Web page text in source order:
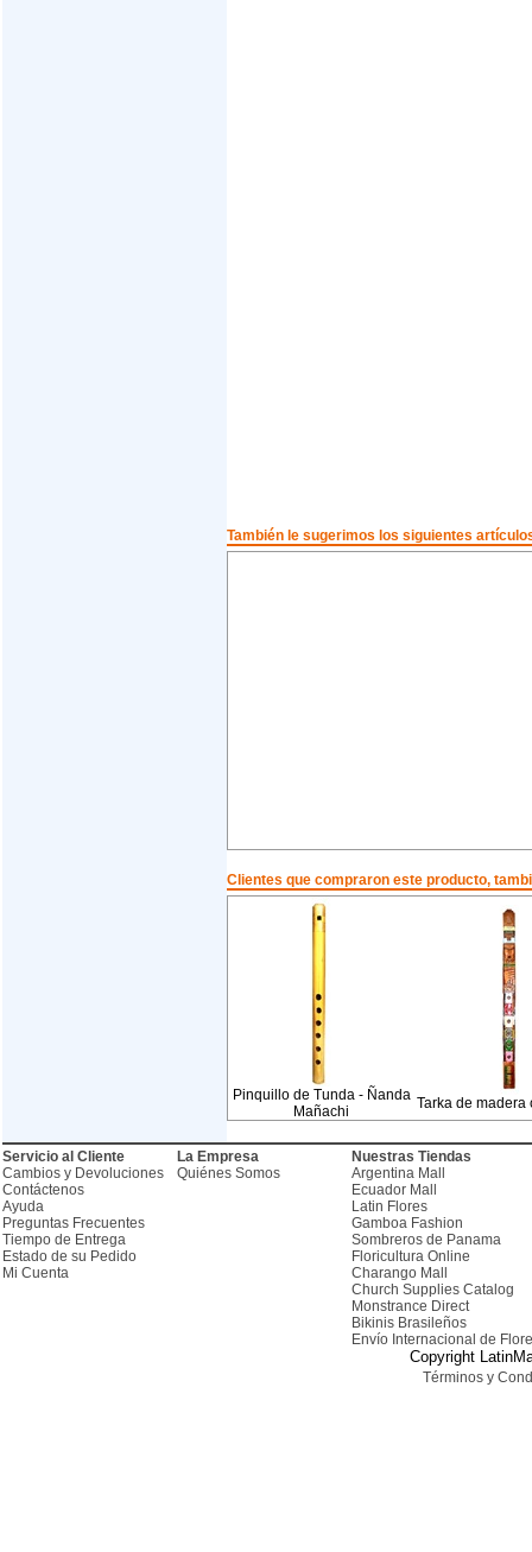
También le sugerimos los siguientes
Clientes que compraron este producto,
Pinquillo de Tunda - Ñanda
Mañachi
Tarka de madera
Servicio al Cliente
Cambios y Devoluciones
Contáctenos
Ayuda
Preguntas Frecuentes
Tiempo de Entrega
Estado de su Pedido
Mi Cuenta
La Empresa
Quiénes Somos
Nuestras Tiendas
Argentina Mall
Ecuador Mall
Latin Flores
Gamboa Fashion
Sombreros de Panama
Floricultura Online
Charango Mall
Church Supplies Catalog
Monstrance Direct
Bikinis Brasileños
Envío Internacional de
Copyright
Términos y